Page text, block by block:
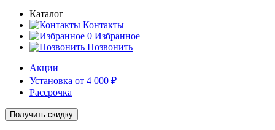
Каталог
Контакты
0 Избранное
Позвонить
Акции
Установка от 4 000 ₽
Рассрочка
Получить скидку